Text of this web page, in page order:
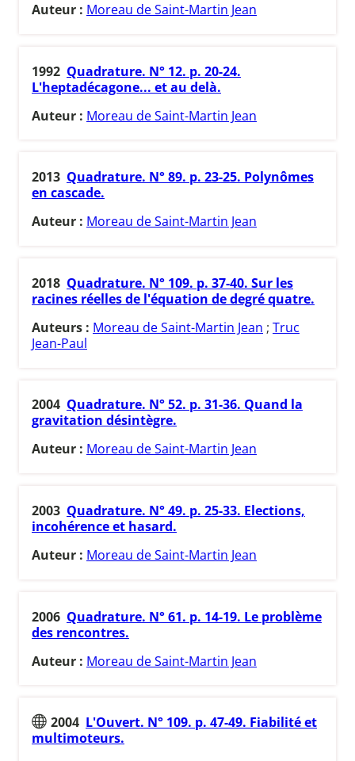
Auteur : Moreau de Saint-Martin Jean
1992 Quadrature. N° 12. p. 20-24.
L'heptadécagone... et au delà.
Auteur : Moreau de Saint-Martin Jean
2013 Quadrature. N° 89. p. 23-25. Polynômes
en cascade.
Auteur : Moreau de Saint-Martin Jean
2018 Quadrature. N° 109. p. 37-40. Sur les
racines réelles de l'équation de degré quatre.
Auteurs : Moreau de Saint-Martin Jean ; Truc
Jean-Paul
2004 Quadrature. N° 52. p. 31-36. Quand la
gravitation désintègre.
Auteur : Moreau de Saint-Martin Jean
2003 Quadrature. N° 49. p. 25-33. Elections,
incohérence et hasard.
Auteur : Moreau de Saint-Martin Jean
2006 Quadrature. N° 61. p. 14-19. Le problème
des rencontres.
Auteur : Moreau de Saint-Martin Jean
2004 L'Ouvert. N° 109. p. 47-49. Fiabilité et
multimoteurs.